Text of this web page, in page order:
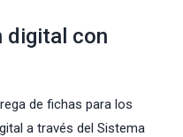
digital con
de fichas para los
a través del Sistema